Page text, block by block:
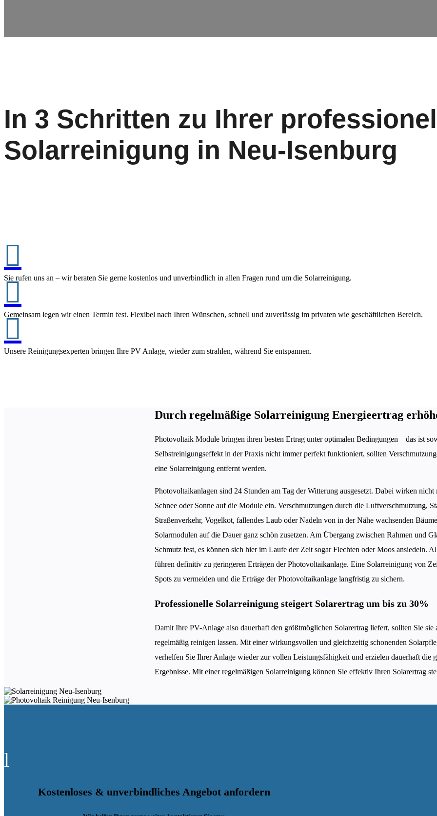
In 3 Schritten zu Ihrer
Solarreinigung in Neu-Isenburg

Sie rufen uns an – wir beraten Sie gerne kostenlos und unverbindlich in allen Fragen rund um die Solarreinigung.

Gemeinsam legen wir einen Termin fest. Flexibel nach Ihren Wünschen, schnell und zuverlässig im privaten wie geschäftlichen Bereich.

Unsere Reinigungsexperten bringen Ihre PV Anlage, wieder zum strahlen, während Sie entspannen.
Durch regelmäßige Solarreinigung Energieertrag
Photovoltaik Module bringen ihren besten Ertrag unter optimalen Bedingungen – das ist
Selbstreinigungseffekt in der Praxis nicht immer perfekt funktioniert, sollten
eine Solarreinigung entfernt werden.
Photovoltaikanlagen sind 24 Stunden am Tag der Witterung ausgesetzt. Dabei wirken
Schnee oder Sonne auf die Module ein. Verschmutzungen durch die Luftverschmutzung,
Straßenverkehr, Vogelkot, fallendes Laub oder Nadeln von in der Nähe wachsenden
Solarmodulen auf die Dauer ganz schön zusetzen. Am Übergang zwischen Rahmen und
Schmutz fest, es können sich hier im Laufe der Zeit sogar Flechten oder Moos ansiedeln.
führen definitiv zu geringeren Erträgen der Photovoltaikanlage. Eine Solarreinigung von
Spots zu vermeiden und die Erträge der Photovoltaikanlage langfristig zu sichern.
Professionelle Solarreinigung steigert Solarertrag um bis zu 30%
Damit Ihre PV-Anlage also dauerhaft den größtmöglichen Solarertrag liefert, sollten Sie sie
regelmäßig reinigen lassen. Mit einer wirkungsvollen und gleichzeitig schonenden
verhelfen Sie Ihrer Anlage wieder zur vollen Leistungsfähigkeit und erzielen dauerhaft die
Ergebnisse. Mit einer regelmäßigen Solarreinigung können Sie effektiv Ihren Solarertrag
l
Kostenloses & unverbindliches Angebot anfordern